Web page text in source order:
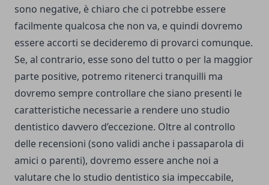
sono negative, è chiaro che ci potrebbe essere
facilmente qualcosa che non va, e quindi dovremo
essere accorti se decideremo di provarci comunque.
Se, al contrario, esse sono del tutto o per la maggior
parte positive, potremo ritenerci tranquilli ma
dovremo sempre controllare che siano presenti le
caratteristiche necessarie a rendere uno studio
dentistico davvero d’eccezione. Oltre al controllo
delle recensioni (sono validi anche i passaparola di
amici o parenti), dovremo essere anche noi a
valutare che lo studio dentistico sia impeccabile,